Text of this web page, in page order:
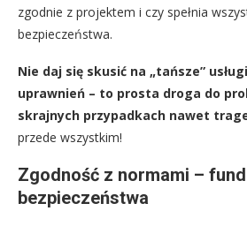
zgodnie z projektem i czy spełnia
bezpieczeństwa.
Nie daj się skusić na „tańsze”
uprawnień – to prosta droga do
skrajnych przypadkach nawet
przede wszystkim!
Zgodność z normami –
bezpieczeństwa